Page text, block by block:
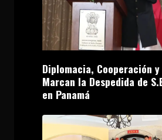
Diplomacia, Cooperación
Marcan la Despedida de
en Panamá